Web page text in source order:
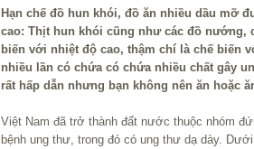
Hạn chế đồ hun khói, đồ ăn nhiều dầu mỡ
cao: Thịt hun khói cũng như các đồ nướng,
biến với nhiệt độ cao, thậm chí là chế biến
nhiều lần có chứa có chứa nhiều chất gây
rất hấp dẫn nhưng bạn không nên ăn hoặc
Việt Nam đã trở thành đất nước thuộc nhóm
bệnh ung thư, trong đó có ung thư dạ dày.